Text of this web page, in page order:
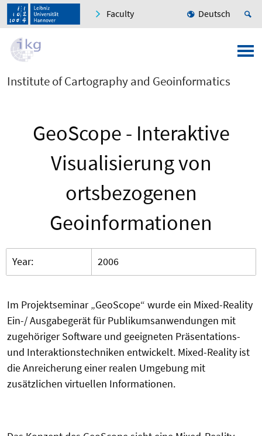
Faculty Deutsch
Institute of Cartography and Geoinformatics
GeoScope - Interaktive
Visualisierung von
ortsbezogenen
Geoinformationen
Year: 2006
Im Projektseminar „GeoScope“ wurde ein Mixed-Reality
Ein-/ Ausgabegerät für Publikumsanwendungen mit
zugehöriger Software und geeigneten Präsentations-
und Interaktionstechniken entwickelt. Mixed-Reality ist
die Anreicherung einer realen Umgebung mit
zusätzlichen virtuellen Informationen.